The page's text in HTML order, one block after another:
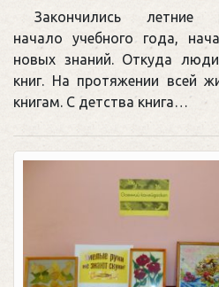
Закончились
начало учебного года,
новых знаний. Откуда
книг. На протяжении всей
книгам. С детства книга…